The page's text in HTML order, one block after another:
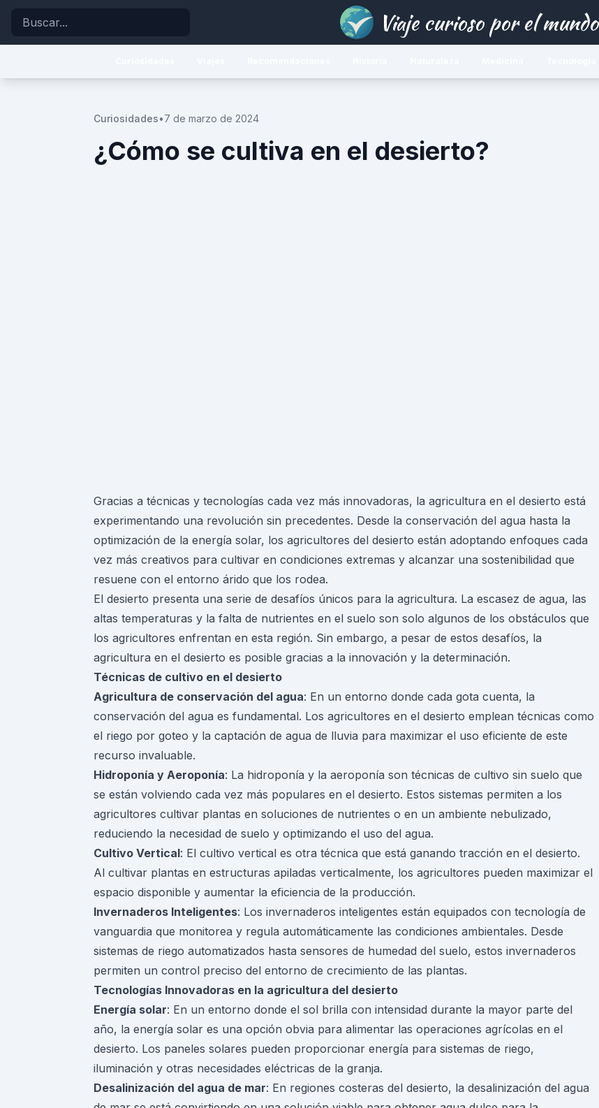
Buscar Viaje curioso por el mundo
Curiosidades•7 de marzo de 2024
¿Cómo se cultiva en el desierto?
Gracias a técnicas y tecnologías cada vez más innovadoras, la agricultura en el desierto está
experimentando una revolución sin precedentes. Desde la conservación del agua hasta la
optimización de la energía solar, los agricultores del desierto están adoptando enfoques cada
vez más creativos para cultivar en condiciones extremas y alcanzar una sostenibilidad que
resuene con el entorno árido que los rodea.
El desierto presenta una serie de desafíos únicos para la agricultura. La escasez de agua, las
altas temperaturas y la falta de nutrientes en el suelo son solo algunos de los obstáculos que
los agricultores enfrentan en esta región. Sin embargo, a pesar de estos desafíos, la
agricultura en el desierto es posible gracias a la innovación y la determinación.
Técnicas de cultivo en el desierto
Agricultura de conservación del agua: En un entorno donde cada gota cuenta, la
conservación del agua es fundamental. Los agricultores en el desierto emplean técnicas como
el riego por goteo y la captación de agua de lluvia para maximizar el uso eficiente de este
recurso invaluable.
Hidroponía y Aeroponía: La hidroponía y la aeroponía son técnicas de cultivo sin suelo que
se están volviendo cada vez más populares en el desierto. Estos sistemas permiten a los
agricultores cultivar plantas en soluciones de nutrientes o en un ambiente nebulizado,
reduciendo la necesidad de suelo y optimizando el uso del agua.
Cultivo Vertical: El cultivo vertical es otra técnica que está ganando tracción en el desierto.
Al cultivar plantas en estructuras apiladas verticalmente, los agricultores pueden maximizar el
espacio disponible y aumentar la eficiencia de la producción.
Invernaderos Inteligentes: Los invernaderos inteligentes están equipados con tecnología de
vanguardia que monitorea y regula automáticamente las condiciones ambientales. Desde
sistemas de riego automatizados hasta sensores de humedad del suelo, estos invernaderos
permiten un control preciso del entorno de crecimiento de las plantas.
Tecnologías Innovadoras en la agricultura del desierto
Energía solar: En un entorno donde el sol brilla con intensidad durante la mayor parte del
año, la energía solar es una opción obvia para alimentar las operaciones agrícolas en el
desierto. Los paneles solares pueden proporcionar energía para sistemas de riego,
iluminación y otras necesidades eléctricas de la granja.
Desalinización del agua de mar: En regiones costeras del desierto, la desalinización del agua